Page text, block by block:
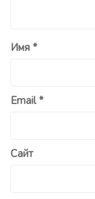
Имя *
Email*
Сайт